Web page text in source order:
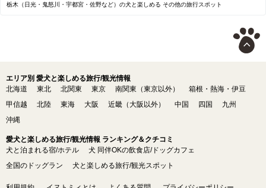
栃木（日光・鬼怒川・宇都宮・佐野など）の犬と楽しめる その他の旅行スポット
エリア別 愛犬と楽しめる旅行/観光情報
北海道
東北 北関東 東京 南関東（東京以外）
箱根・熱海・伊豆
甲信越
北陸 東海 大阪 近畿（大阪以外） 中国 四国
九州
沖縄
愛犬と楽しめる旅行/観光情報 ランキング＆クチコミ
犬と泊まれる宿/ホテル
犬 同伴OKの飲食店/ドッグカフェ
全国のドッグラン
犬と楽しめる旅行/観光スポット